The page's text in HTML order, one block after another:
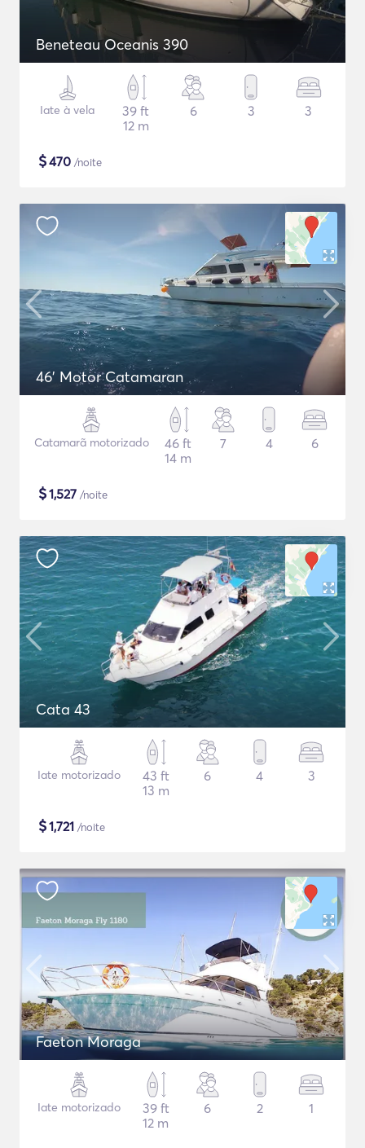
Beneteau Oceanis 390
Iate à vela
39 ft
12 m
6 3 3
$470 /noite
46' Motor Catamaran
Catamarã motorizado
46 ft
14 m
7 4 6
$1,527 /noite
Cata 43
Iate motorizado
43 ft
13 m
6 4 3
$1,721 /noite
Faeton Moraga
Iate motorizado
39 ft
12 m
6 2 1